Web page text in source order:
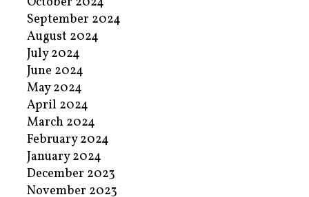
September 2024
August 2024
July 2024
June 2024
May 2024
April 2024
March 2024
February 2024
January 2024
December 2023
November 2023